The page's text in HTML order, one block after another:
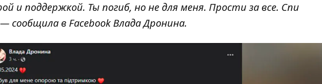
и поддержкой. Ты погиб, но не для меня. Прости за все. Спи
сообщила в Facebook Влада Дронина.